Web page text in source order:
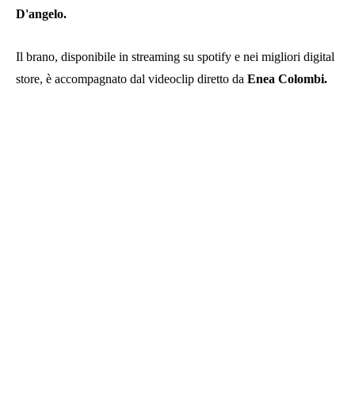
D'angelo.
Il brano, disponibile in streaming su spotify e nei migliori digital
store, è accompagnato dal videoclip diretto da Enea Colombi.